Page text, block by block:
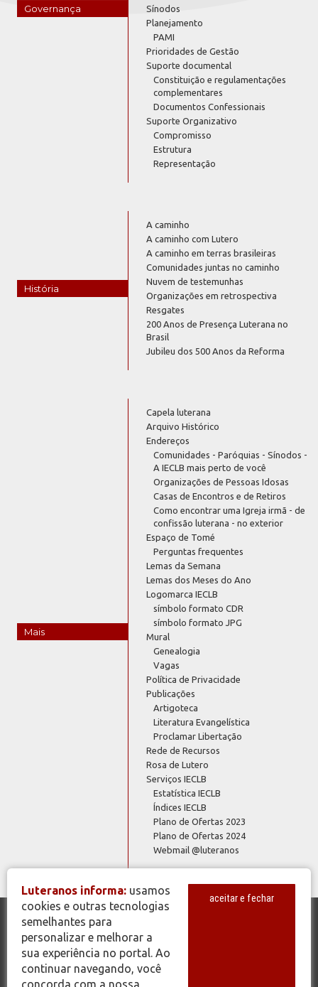
Governança
Sínodos
Planejamento
PAMI
Prioridades de Gestão
Suporte documental
Constituição e regulamentações
complementares
Documentos Confessionais
Suporte Organizativo
Compromisso
Estrutura
Representação
História
A caminho
A caminho com Lutero
A caminho em terras brasileiras
Comunidades juntas no caminho
Nuvem de testemunhas
Organizações em retrospectiva
Resgates
200 Anos de Presença Luterana no
Brasil
Jubileu dos 500 Anos da Reforma
Mais
Capela luterana
Arquivo Histórico
Endereços
Comunidades - Paróquias - Sínodos -
A IECLB mais perto de você
Organizações de Pessoas Idosas
Casas de Encontros e de Retiros
Como encontrar uma Igreja irmã - de
confissão luterana - no exterior
Espaço de Tomé
Perguntas frequentes
Lemas da Semana
Lemas dos Meses do Ano
Logomarca IECLB
símbolo formato CDR
símbolo formato JPG
Mural
Genealogia
Vagas
Política de Privacidade
Publicações
Artigoteca
Literatura Evangelística
Proclamar Libertação
Rede de Recursos
Rosa de Lutero
Serviços IECLB
Estatística IECLB
Índices IECLB
Plano de Ofertas 2023
Plano de Ofertas 2024
Webmail @luteranos
© Copyright 2026 - Todos os Direitos Reservados - IECLB - Igreja
Evangélica de Confissão Luterana no Brasil - Portal Luteranos -
www.luteranos.com.br
Luteranos informa: usamos
cookies e outras tecnologias
semelhantes para
personalizar e melhorar a
sua experiência no portal. Ao
continuar navegando, você
concorda com a nossa
aceitar e fechar